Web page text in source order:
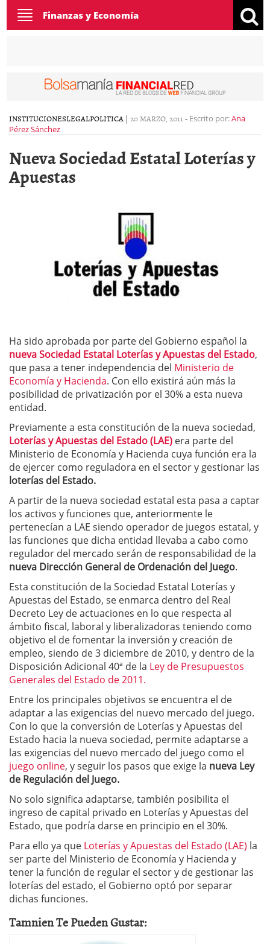
Toggle
navigation
Finanzas y Economía
INSTITUCIONESLEGALPOLITICA | 20 MARZO, 2011 - Escrito por:Ana
Pérez Sánchez
Nueva Sociedad Estatal Loterías y
Apuestas
Ha sido aprobada por parte del Gobierno español la
nueva Sociedad Estatal Loterías y Apuestas del Estado,
que pasa a tener independencia del Ministerio de
Economía y Hacienda. Con ello existirá aún más la
posibilidad de privatización por el 30% a esta nueva
entidad.
Previamente a esta constitución de la nueva sociedad,
Loterías y Apuestas del Estado (LAE) era parte del
Ministerio de Economía y Hacienda cuya función era la
de ejercer como reguladora en el sector y gestionar las
loterías del Estado.
A partir de la nueva sociedad estatal esta pasa a captar
los activos y funciones que, anteriormente le
pertenecían a LAE siendo operador de juegos estatal, y
las funciones que dicha entidad llevaba a cabo como
regulador del mercado serán de responsabilidad de la
nueva Dirección General de Ordenación del Juego.
Esta constitución de la Sociedad Estatal Loterías y
Apuestas del Estado, se enmarca dentro del Real
Decreto Ley de actuaciones en lo que respecta al
ámbito fiscal, laboral y liberalizadoras teniendo como
objetivo el de fomentar la inversión y creación de
empleo, siendo de 3 diciembre de 2010, y dentro de la
Disposición Adicional 40ª de la Ley de Presupuestos
Generales del Estado de 2011.
Entre los principales objetivos se encuentra el de
adaptar a las exigencias del nuevo mercado del juego.
Con lo que la conversión de Loterías y Apuestas del
Estado hacia la nueva sociedad, permite adaptarse a
las exigencias del nuevo mercado del juego como el
juego online, y seguir los pasos que exige la nueva Ley
de Regulación del Juego.
No solo significa adaptarse, también posibilita el
ingreso de capital privado en Loterías y Apuestas del
Estado, que podría darse en principio en el 30%.
Para ello ya que Loterías y Apuestas del Estado (LAE) la
ser parte del Ministerio de Economía y Hacienda y
tener la función de regular el sector y de gestionar las
loterías del estado, el Gobierno optó por separar
dichas funciones.
Tamnien Te Pueden Gustar: